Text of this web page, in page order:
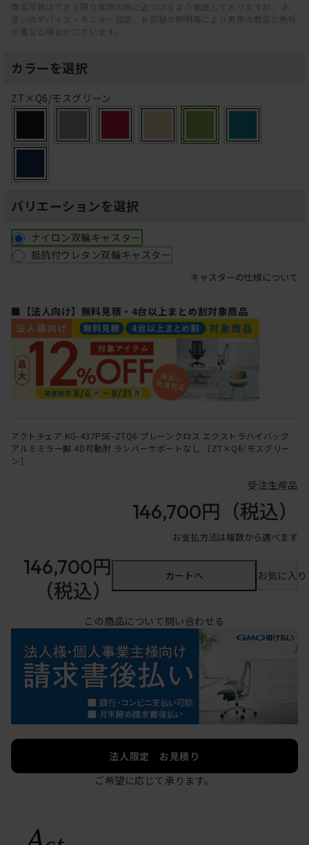
商品写真はできる限り実物の色に近づけるよう徹底しておりますが、 お
使いのデバイス・モニター設定、お部屋の照明等により実際の商品と色味
が異なる場合がございます。
カラーを選択
ZT×Q6/モスグリーン
バリエーションを選択
ナイロン双輪キャスター
抵抗付ウレタン双輪キャスター
キャスターの仕様について
■【法人向け】無料見積・4台以上まとめ割対象商品
アクトチェア KG-437PSE-ZTQ6 プレーンクロス エクストラハイバック
アルミミラー脚 4D可動肘 ランバーサポートなし ［ZT×Q6/モスグリー
ン］
受注生産品
146,700円 （税込）
お支払方法は複数から選べます
146,700円
（税込）
カートへ お気に入
この商品について問い合わせる
法人限定 お見積り
ご希望に応じて承ります。